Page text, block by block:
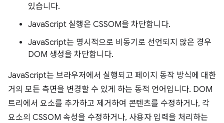
있습니다.
JavaScript 실행은 CSSOM을 차단합니다.
JavaScript는 명시적으로 비동기로 선언되지 않은 경우
DOM 생성을 차단합니다.
JavaScript는 브라우저에서 실행되고 페이지 동작 방식에 대한
거의 모든 측면을 변경할 수 있게 하는 동적 언어입니다. DOM
트리에서 요소를 추가하고 제거하여 콘텐츠를 수정하거나, 각
요소의 CSSOM 속성을 수정하거나, 사용자 입력을 처리하는